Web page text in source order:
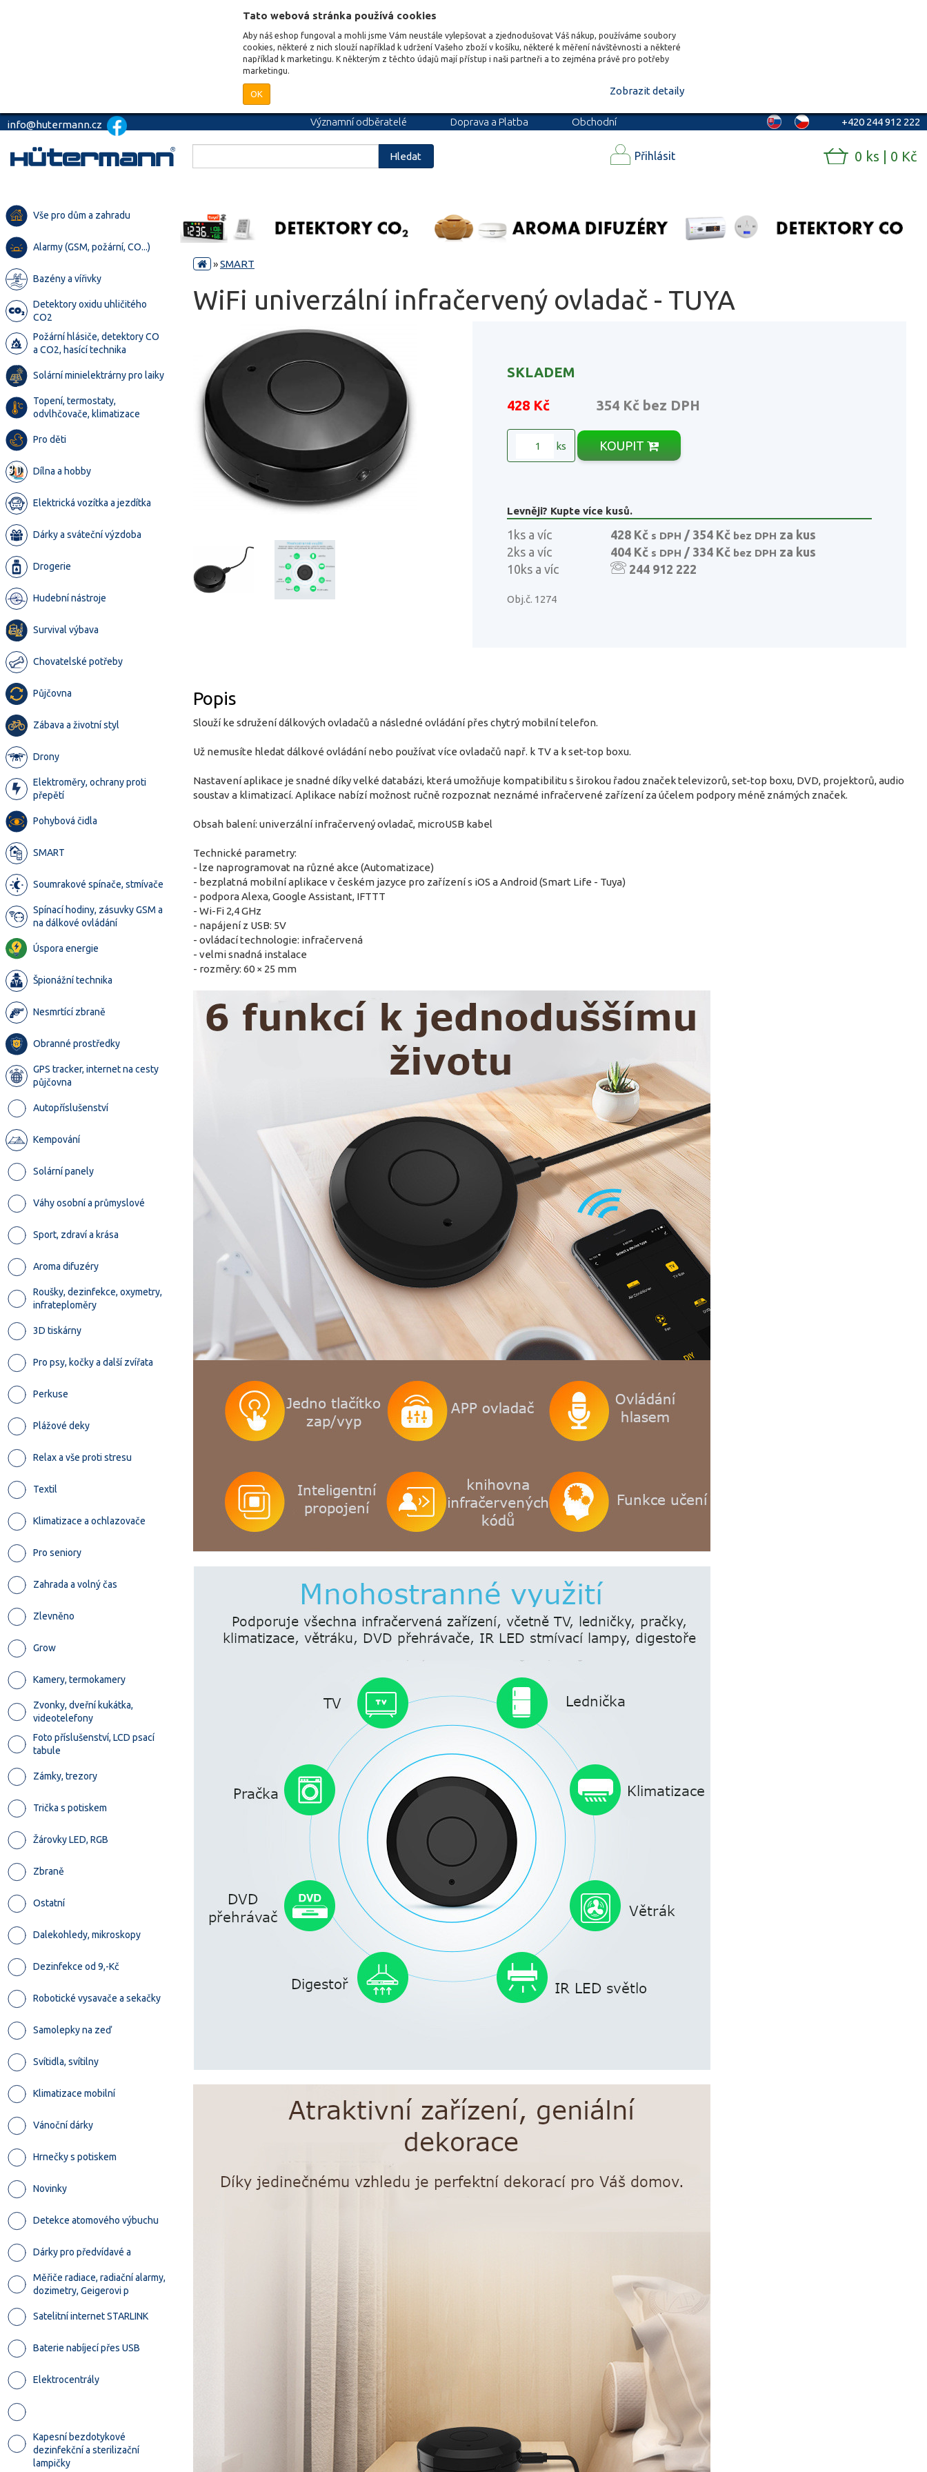
Tato webová stránka používá cookies
Aby náš eshop fungoval a mohli jsme Vám neustále vylepšovat a zjednodušovat Váš nákup, používáme soubory
cookies, některé z nich slouží například k udržení Vašeho zboží v košíku, některé k měření návštěvnosti a některé
například k marketingu. K některým z těchto údajů mají přístup i naši partneři a to zejména právě pro potřeby
marketingu.
OK Zobrazit detaily
info@hutermann.cz Významní odběratelé Doprava a Platba
Obchodní
+420 244 912 222
Hledat Přihlásit 0 ks | 0 Kč
Vše pro dům a zahradu
Alarmy (GSM, požární, CO...)
Bazény a vířivky
Detektory oxidu uhličitého
CO2
Požární hlásiče, detektory CO
a CO2, hasící technika
Solární minielektrárny pro laiky
Topení, termostaty,
odvlhčovače, klimatizace
Pro děti
Dílna a hobby
Elektrická vozítka a jezdítka
Dárky a sváteční výzdoba
Drogerie
Hudební nástroje
Survival výbava
Chovatelské potřeby
Půjčovna
Zábava a životní styl
Drony
Elektroměry, ochrany proti
přepětí
Pohybová čidla
SMART
Soumrakové spínače, stmívače
Spínací hodiny, zásuvky GSM a
na dálkové ovládání
Úspora energie
Špionážní technika
Nesmrtící zbraně
Obranné prostředky
GPS tracker, internet na cesty
půjčovna
Autopříslušenství
Kempování
Solární panely
Váhy osobní a průmyslové
Sport, zdraví a krása
Aroma difuzéry
Roušky, dezinfekce, oxymetry,
infrateploměry
3D tiskárny
Pro psy, kočky a další zvířata
Perkuse
Plážové deky
Relax a vše proti stresu
Textil
Klimatizace a ochlazovače
Pro seniory
Zahrada a volný čas
Zlevněno
Grow
Kamery, termokamery
Zvonky, dveřní kukátka,
videotelefony
Foto příslušenství, LCD psací
tabule
Zámky, trezory
Trička s potiskem
Žárovky LED, RGB
Zbraně
Ostatní
Dalekohledy, mikroskopy
Dezinfekce od 9,-Kč
Robotické vysavače a sekačky
Samolepky na zeď
Svítidla, svítilny
Klimatizace mobilní
Vánoční dárky
Hrnečky s potiskem
Novinky
Detekce atomového výbuchu
Dárky pro předvídavé a
Měřiče radiace, radiační alarmy,
dozimetry, Geigerovi p
Satelitní internet STARLINK
Baterie nabíjecí přes USB
Elektrocentrály
Kapesní bezdotykové
dezinfekční a sterilizační
lampičky
»SMART
WiFi univerzální infračervený ovladač - TUYA
SKLADEM
428 Kč 354 Kč bez DPH
ks KOUPIT
Levněji? Kupte více kusů.
1ks a víc 428 Kčs DPH / 354 Kč bez DPH za kus
2ks a víc
404 Kčs DPH / 334 Kč bez DPH za kus
10ks a víc
244 912 222
Obj.č. 1274
Popis
Slouží ke sdružení dálkových ovladačů a následné ovládání přes chytrý mobilní telefon.
Už nemusíte hledat dálkové ovládání nebo používat více ovladačů např. k TV a k set-top boxu.
Nastavení aplikace je snadné díky velké databázi, která umožňuje kompatibilitu s širokou řadou značek televizorů, set-top boxu, DVD, projektorů, audio
soustav a klimatizací. Aplikace nabízí možnost ručně rozpoznat neznámé infračervené zařízení za účelem podpory méně známých značek.
Obsah balení: univerzální infračervený ovladač, microUSB kabel
Technické parametry:
- lze naprogramovat na různé akce (Automatizace)
- bezplatná mobilní aplikace v českém jazyce pro zařízení s iOS a Android (Smart Life - Tuya)
- podpora Alexa, Google Assistant, IFTTT
- Wi-Fi 2,4 GHz
- napájení z USB: 5V
- ovládací technologie: infračervená
- velmi snadná instalace
- rozměry: 60 × 25 mm